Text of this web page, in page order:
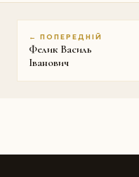
← ПОПЕРЕДНІЙ
Фелик Василь
Іванович